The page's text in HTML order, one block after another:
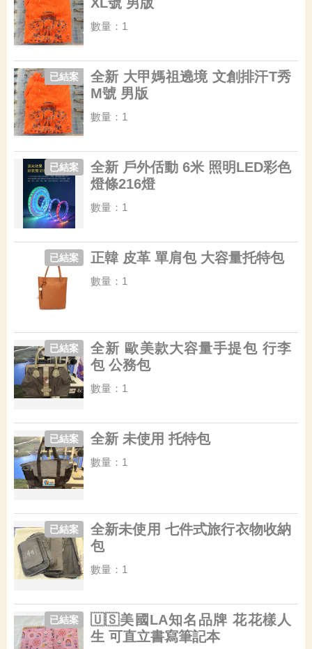
數量：1
全新 大甲媽祖遶境 文創排汗T秀
M號 男版
已結案
數量：1
全新 戶外佸動 6米 照明LED彩色
燈條216燈
已結案
數量：1
正韓 皮革 單肩包 大容量托特包
已結案
數量：1
全新 歐美款大容量手提包 行李
包 公務包
已結案
數量：1
全新 未使用 托特包
已結案
數量：1
全新未使用 七件式旅行衣物收納
包
已結案
數量：1
🇺🇸美國LA知名品牌 花花樣人
生 可直立書寫筆記本
已結案